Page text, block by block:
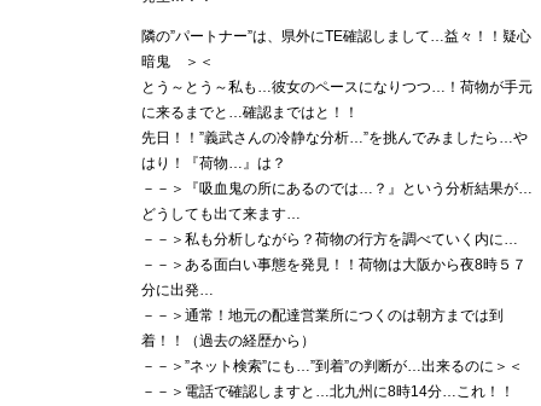
隣の”パートナー”は、県外にTE確認しまして…益々！！疑心
暗鬼 ＞＜
とう～とう～私も…彼女のペースになりつつ…！荷物が手元
に来るまでと…確認まではと！！
先日！！”義武さんの冷静な分析…”を挑んでみましたら…や
はり！『荷物…』は？
－－＞『吸血鬼の所にあるのでは…？』という分析結果が…
どうしても出て来ます…
－－＞私も分析しながら？荷物の行方を調べていく内に…
－－＞ある面白い事態を発見！！荷物は大阪から夜8時５７
分に出発…
－－＞通常！地元の配達営業所につくのは朝方までは到
着！！（過去の経歴から）
－－＞”ネット検索”にも…”到着”の判断が…出来るのに＞＜
－－＞電話で確認しますと…北九州に8時14分…これ！！